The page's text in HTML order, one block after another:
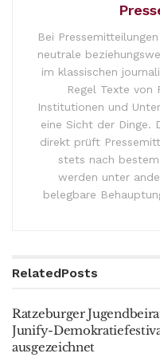
Bei
neutrale
im klassischen
Regel Texte von
Institutionen und
eine Sicht der Dinge.
direkt prüft
stets nach bestem
werden unter
belegbare
RelatedPosts
Ratzeburger
Junify-
ausgezeichnet